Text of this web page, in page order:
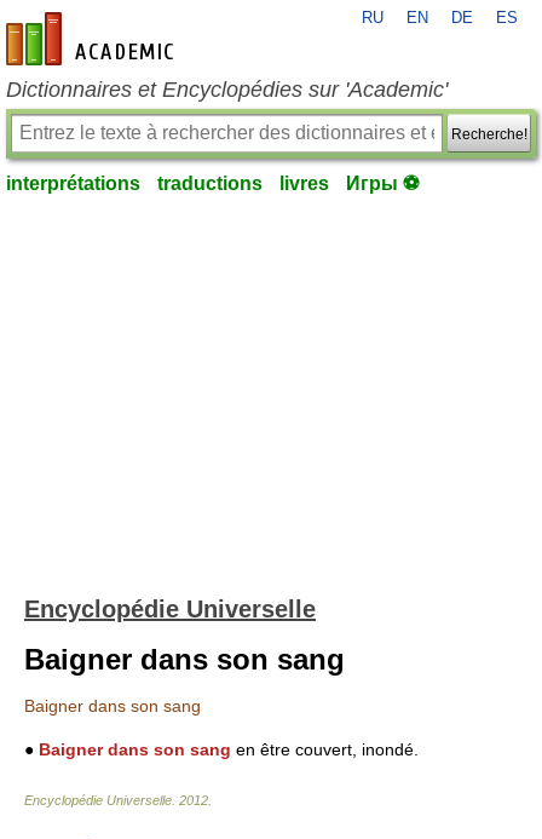
fr-academic.com
RU EN DE ES
Dictionnaires et Encyclopédies sur 'Academic'
Recherche!
interprétations traductions livres Игры ⚽
Encyclopédie Universelle
Baigner dans son sang
Baigner dans son sang
● Baigner dans son sang en être couvert, inondé.
Encyclopédie Universelle 2012